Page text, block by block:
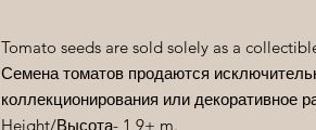
Tomato seeds are sold solely as a
Семена томатов продаются
коллекционирования или декоративное
Height/Высота- 1,9+ m.